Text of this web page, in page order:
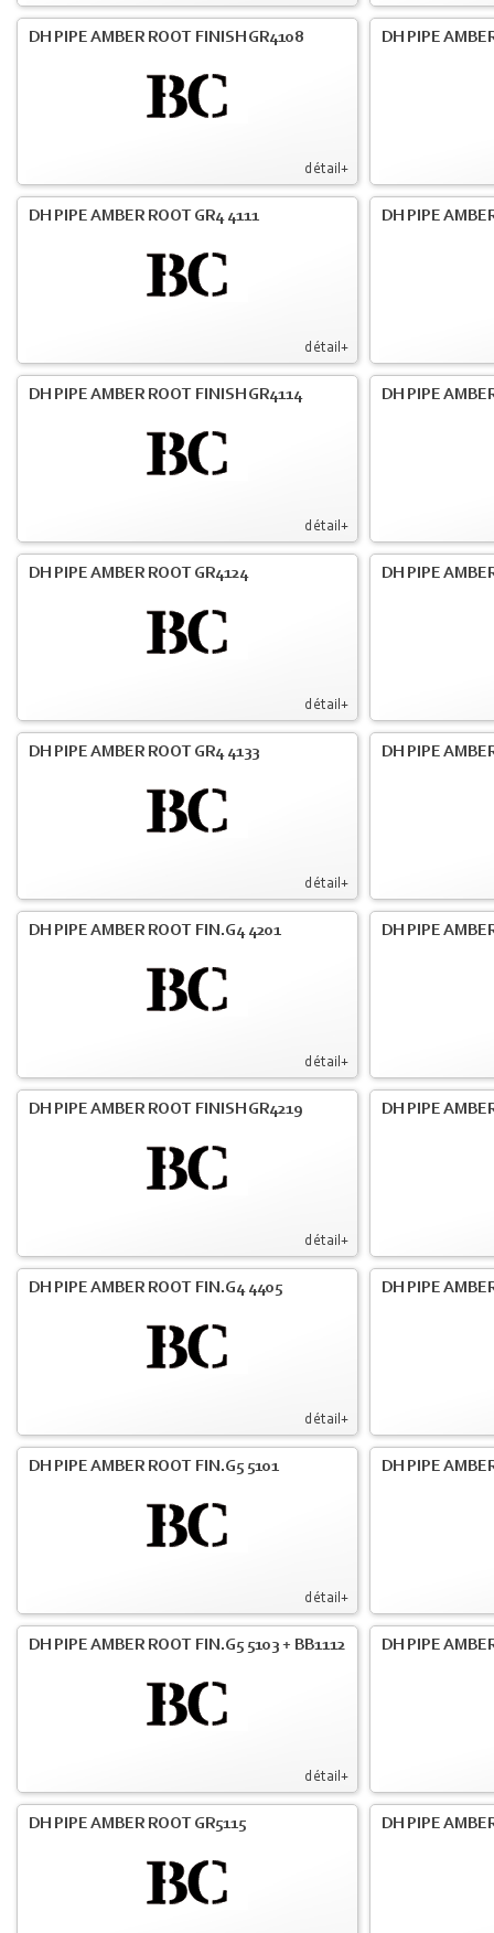
détail+
DH PIPE AMBER ROOT FINISH GR4108 DH PIPE
détail+
DH PIPE AMBER ROOT GR4 4111 DH PIPE
détail+
DH PIPE AMBER ROOT FINISH GR4114 DH PIPE
détail+
DH PIPE AMBER ROOT GR4124 DH PIPE
détail+
DH PIPE AMBER ROOT GR4 4133 DH PIPE
détail+
DH PIPE AMBER ROOT FIN.G4 4201 DH PIPE
détail+
DH PIPE AMBER ROOT FINISH GR4219 DH PIPE
détail+
DH PIPE AMBER ROOT FIN.G4 4405 DH PIPE
détail+
DH PIPE AMBER ROOT FIN.G5 5101 DH PIPE
détail+
DH PIPE AMBER ROOT FIN.G5 5103 + BB1112 DH PIPE
DH PIPE AMBER ROOT GR5115 DH PIPE